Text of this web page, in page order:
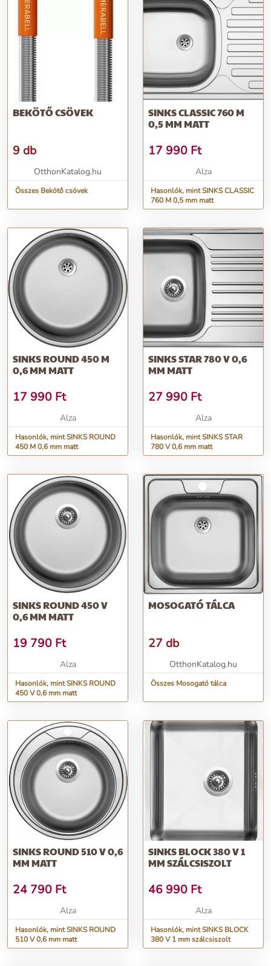
BEKÖTŐ CSÖVEK
9 db
OtthonKatalog.hu
Összes Bekötő csövek
SINKS CLASSIC 760 M
0,5 MM MATT
17 990 Ft
Alza
Hasonlók, mint SINKS CLASSIC
760 M 0,5 mm matt
SINKS ROUND 450 M
0,6 MM MATT
17 990 Ft
Alza
Hasonlók, mint SINKS ROUND
450 M 0,6 mm matt
SINKS STAR 780 V 0,6
MM MATT
27 990 Ft
Alza
Hasonlók, mint SINKS STAR
780 V 0,6 mm matt
SINKS ROUND 450 V
0,6 MM MATT
19 790 Ft
Alza
Hasonlók, mint SINKS ROUND
450 V 0,6 mm matt
MOSOGATÓ TÁLCA
27 db
OtthonKatalog.hu
Összes Mosogató tálca
SINKS ROUND 510 V 0,6
MM MATT
24 790 Ft
Alza
Hasonlók, mint SINKS ROUND
510 V 0,6 mm matt
SINKS BLOCK 380 V 1
MM SZÁLCSISZOLT
46 990 Ft
Alza
Hasonlók, mint SINKS BLOCK
380 V 1 mm szálcsiszolt